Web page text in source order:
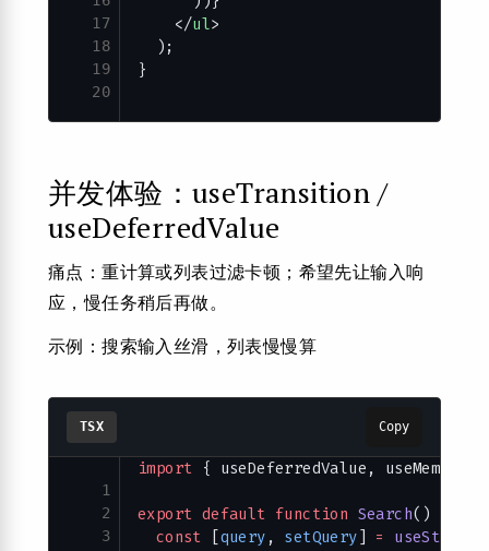
17
18
19
20
    </
ul>
  );
}
并发体验：useTransition /
useDeferredValue
痛点：重计算或列表过滤卡顿；希望先让输入响
应，慢任务稍后再做。
示例：搜索输入丝滑，列表慢慢算
TSX Copy
1
2
3
import { useDeferredValue, useMemo,
export default function Search() {
  const
[query , setQuery] = useState